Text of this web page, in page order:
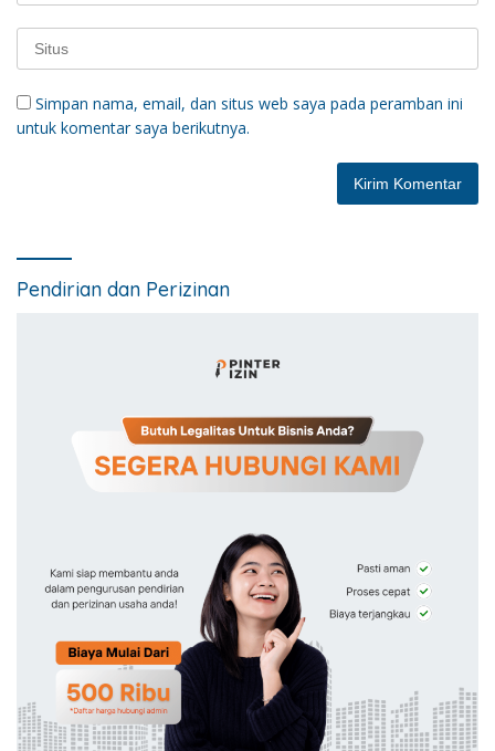
Simpan nama, email, dan situs web saya pada peramban ini
untuk komentar saya berikutnya.
Pendirian dan Perizinan